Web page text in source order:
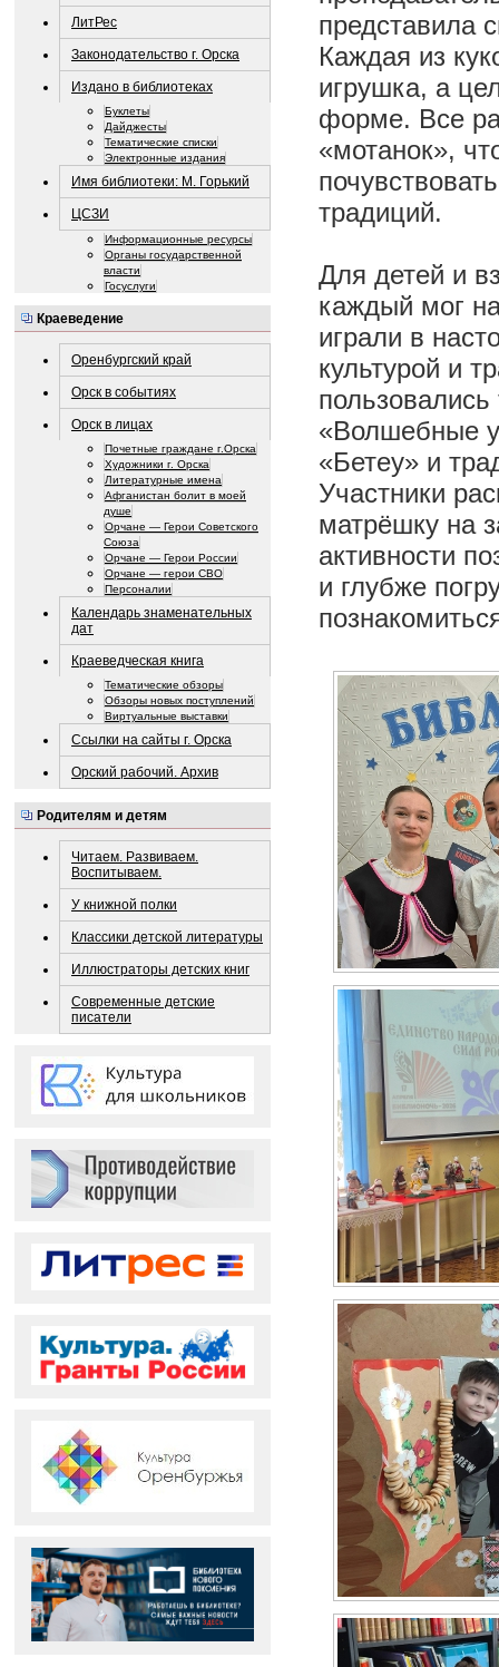
ЛитРес
Законодательство г. Орска
Издано в библиотеках
Буклеты
Дайджесты
Тематические списки
Электронные издания
Имя библиотеки: М. Горький
ЦСЗИ
Информационные ресурсы
Органы государственной
власти
Госуслуги
Краеведение
Оренбургский край
Орск в событиях
Орск в лицах
Почетные граждане г.Орска
Художники г. Орска
Литературные имена
Афганистан болит в моей
душе
Орчане — Герои Советского
Союза
Орчане — Герои России
Орчане — герои СВО
Персоналии
Календарь знаменательных
дат
Краеведческая книга
Тематические обзоры
Обзоры новых поступлений
Виртуальные выставки
Ссылки на сайты г. Орска
Орский рабочий. Архив
Родителям и детям
Читаем. Развиваем.
Воспитываем.
У книжной полки
Классики детской литературы
Иллюстраторы детских книг
Современные детские
писатели
представила
Каждая из
игрушка, а
форме. Все
«мотанок»,
традиций.
Для детей и
каждый мог
играли в
культурой и
«Волшебные
«Бетеу» и
Участники
матрёшку на
активности
и глубже